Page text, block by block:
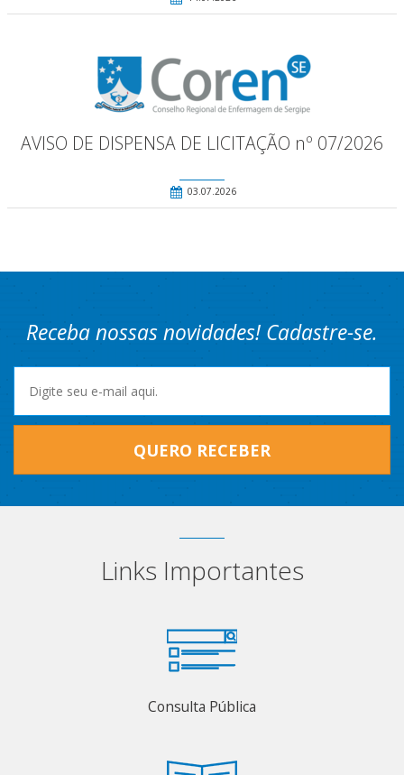
AVISO DE DISPENSA DE LICITAÇÃO nº 07/2026
03.07.2026
Receba nossas novidades! Cadastre-se.
QUERO RECEBER
Links Importantes
Consulta Pública